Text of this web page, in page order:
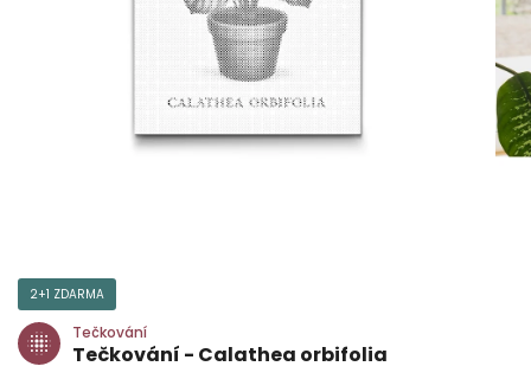
2+1 ZDARMA
Tečkování
Tečkování - Calathea orbifolia